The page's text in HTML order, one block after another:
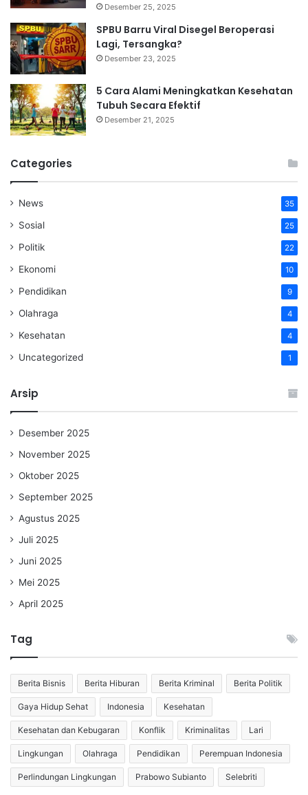
Desember 25, 2025
SPBU Barru Viral Disegel Beroperasi
Lagi, Tersangka?
Desember 23, 2025
5 Cara Alami Meningkatkan Kesehatan
Tubuh Secara Efektif
Desember 21, 2025
Categories
News 35
Sosial 25
Politik 22
Ekonomi 10
Pendidikan 9
Olahraga 4
Kesehatan 4
Uncategorized 1
Arsip
Desember 2025
November 2025
Oktober 2025
September 2025
Agustus 2025
Juli 2025
Juni 2025
Mei 2025
April 2025
Tag
Berita Bisnis Berita Hiburan Berita Kriminal Berita Politik
Gaya Hidup Sehat Indonesia Kesehatan
Kesehatan dan Kebugaran Konflik Kriminalitas Lari
Lingkungan Olahraga Pendidikan Perempuan Indonesia
Perlindungan Lingkungan Prabowo Subianto Selebriti